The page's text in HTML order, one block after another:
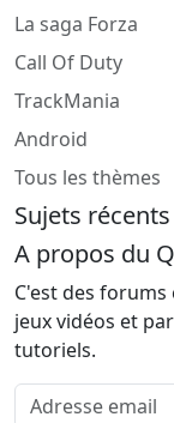
La saga Forza
Call Of Duty
TrackMania
Android
Tous les thèmes
Sujets récents
A propos du
C'est des
jeux vidéos et
tutoriels.
Adresse email